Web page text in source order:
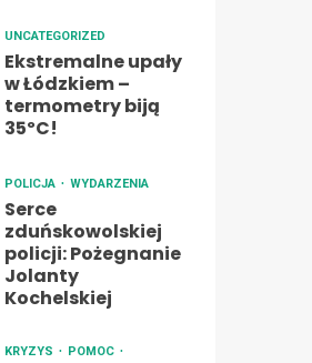
UNCATEGORIZED
Ekstremalne upały
w Łódzkiem –
termometry biją
35ºC!
POLICJA WYDARZENIA
Serce
zduńskowolskiej
policji: Pożegnanie
Jolanty
Kochelskiej
KRYZYS
POMOC